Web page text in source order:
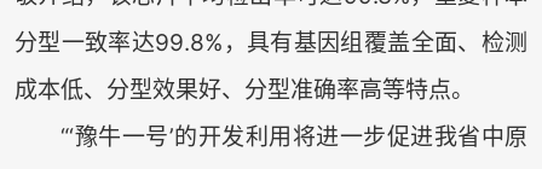
分型一致率达99.8%，具有基因组覆盖全面、检测
成本低、分型效果好、分型准确率高等特点。
“‘豫牛一号’的开发利用将进一步促进我省中原